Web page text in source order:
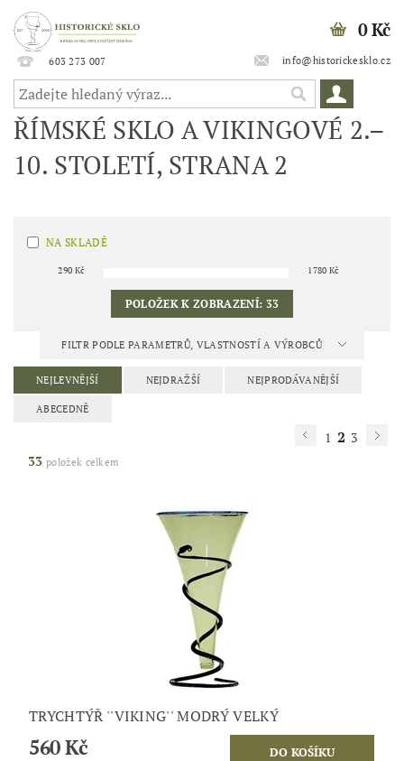
603 273 007 info@historickesklo.cz
0 Kč
ŘÍMSKÉ SKLO A VIKINGOVÉ 2.–
10. STOLETÍ, STRANA 2
NA SKLADĚ
290 Kč 1780 Kč
POLOŽEK K ZOBRAZENÍ: 33
FILTR PODLE PARAMETRŮ, VLASTNOSTÍ A VÝROBCŮ
NEJLEVNĚJŠÍ NEJDRAŽŠÍ NEJPRODÁVANĚJŠÍ
ABECEDNĚ
1 2 3
33 položek celkem
TRYCHTÝŘ ''VIKING'' MODRÝ VELKÝ
560 Kč